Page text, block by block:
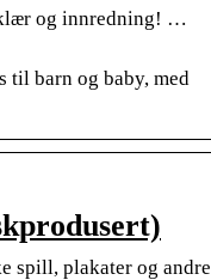
og innredning! …
til barn og baby, med
spill, plakater og andre